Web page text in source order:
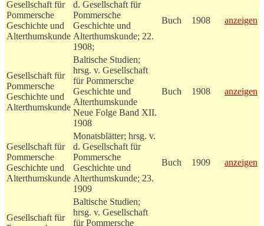
Gesellschaft für
Pommersche
Geschichte und
Alterthumskunde
d. Gesellschaft für
Pommersche
Geschichte und
Alterthumskunde; 22.
1908;
Buch 1908 anzeigen
Gesellschaft für
Pommersche
Geschichte und
Alterthumskunde
Baltische Studien;
hrsg. v. Gesellschaft
für Pommersche
Geschichte und
Alterthumskunde
Neue Folge Band XII.
1908
Buch 1908 anzeigen
Gesellschaft für
Pommersche
Geschichte und
Alterthumskunde
Monatsblätter; hrsg. v.
d. Gesellschaft für
Pommersche
Geschichte und
Alterthumskunde; 23.
1909
Buch 1909 anzeigen
Gesellschaft für
Baltische Studien;
hrsg. v. Gesellschaft
für Pommersche